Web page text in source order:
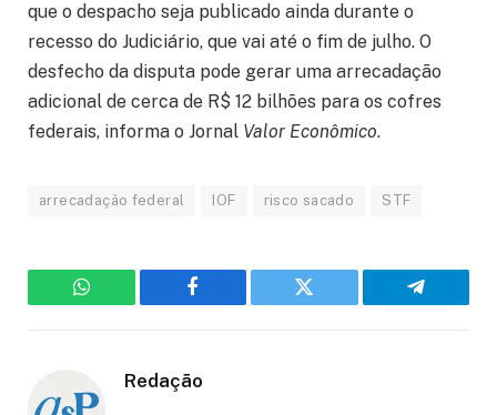
que o despacho seja publicado ainda durante o
recesso do Judiciário, que vai até o fim de julho. O
desfecho da disputa pode gerar uma arrecadação
adicional de cerca de R$ 12 bilhões para os cofres
federais, informa o Jornal Valor Econômico.
arrecadação federal IOF risco sacado STF
WhatsApp Facebook Twitter Telegram
Redação